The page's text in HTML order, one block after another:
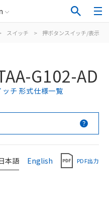
スイッチ > 押ボタンスイッチ/表示灯
G102-AD
チ 形式仕様一覧
本語 English PDF出力